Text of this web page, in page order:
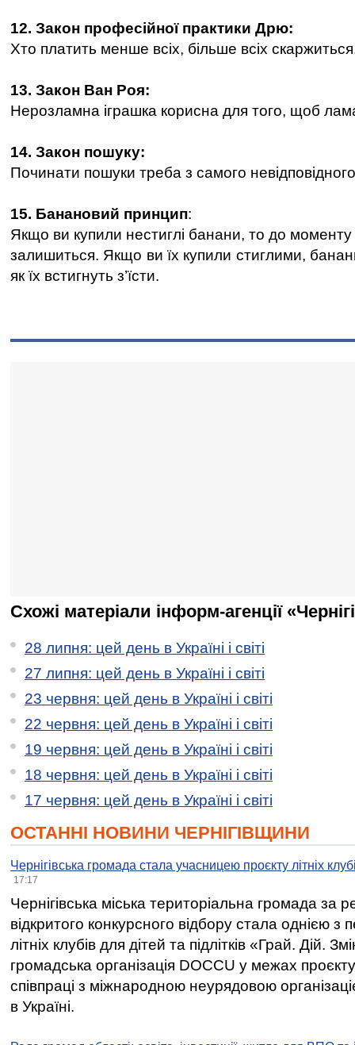
12. Закон професійної практики Дрю:
Хто платить менше всіх, більше всіх
13. Закон Ван Роя:
Нерозламна іграшка корисна для того, щоб
14. Закон пошуку:
Починати пошуки треба з самого
15. Банановий принцип:
Якщо ви купили нестиглі банани, то до моменту
залишиться. Якщо ви їх купили стиглими,
як їх встигнуть з’їсти.
Схожі матеріали інформ-агенції
28 липня: цей день в Україні і світі
27 липня: цей день в Україні і світі
23 червня: цей день в Україні і світі
22 червня: цей день в Україні і світі
19 червня: цей день в Україні і світі
18 червня: цей день в Україні і світі
17 червня: цей день в Україні і світі
ОСТАННІ НОВИНИ ЧЕРНІГІВЩИНИ
Чернігівська громада стала учасницею проєкту літніх
17:17
Чернігівська міська територіальна громада за
відкритого конкурсного відбору стала однією
літніх клубів для дітей та підлітків «Грай. Дій.
громадська організація DOCCU у межах
співпраці з міжнародною неурядовою
в Україні.